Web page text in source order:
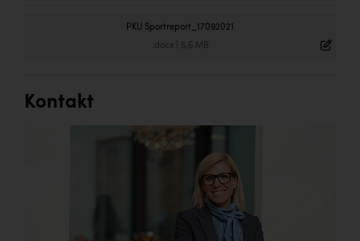
PKU Sportreport_17092021
.docx| 5,6 MB
Kontakt